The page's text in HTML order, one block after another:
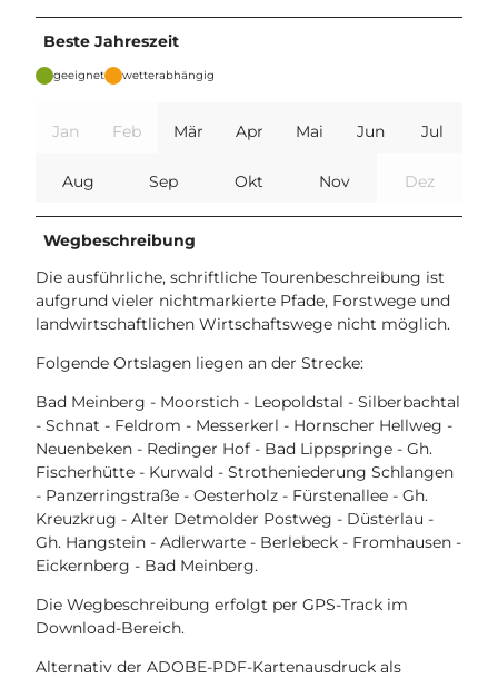
Beste Jahreszeit
geeignet wetterabhängig
Jan Feb Mär Apr Mai Jun Jul
Aug Sep Okt Nov Dez
Wegbeschreibung
Die ausführliche, schriftliche Tourenbeschreibung ist
aufgrund vieler nichtmarkierte Pfade, Forstwege und
landwirtschaftlichen Wirtschaftswege nicht möglich.
Folgende Ortslagen liegen an der Strecke:
Bad Meinberg - Moorstich - Leopoldstal - Silberbachtal
- Schnat - Feldrom - Messerkerl - Hornscher Hellweg -
Neuenbeken - Redinger Hof - Bad Lippspringe - Gh.
Fischerhütte - Kurwald - Strotheniederung Schlangen
- Panzerringstraße - Oesterholz - Fürstenallee - Gh.
Kreuzkrug - Alter Detmolder Postweg - Düsterlau -
Gh. Hangstein - Adlerwarte - Berlebeck - Fromhausen -
Eickernberg - Bad Meinberg.
Die Wegbeschreibung erfolgt per GPS-Track im
Download-Bereich.
Alternativ der ADOBE-PDF-Kartenausdruck als